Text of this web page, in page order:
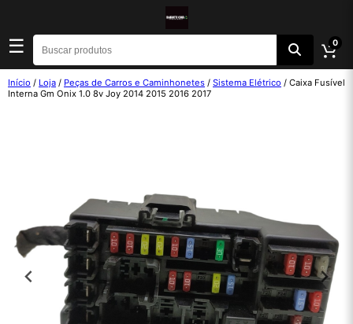
☰ 0
Início / Loja / Peças de Carros e Caminhonetes / Sistema Elétrico / Caixa Fusível
Interna Gm Onix 1.0 8v Joy 2014 2015 2016 2017